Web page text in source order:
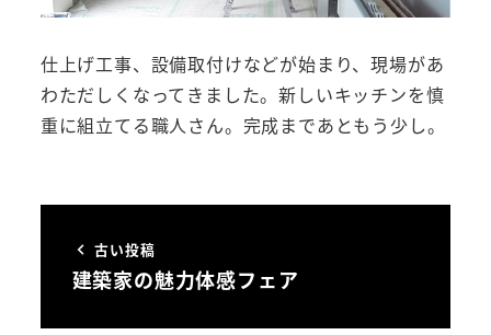
仕上げ工事、設備取付けなどが始まり、現場があ
わただしくなってきました。新しいキッチンを慎
重に組立てる職人さん。完成まであともう少し。
古い投稿
建築家の魅力体感フェア